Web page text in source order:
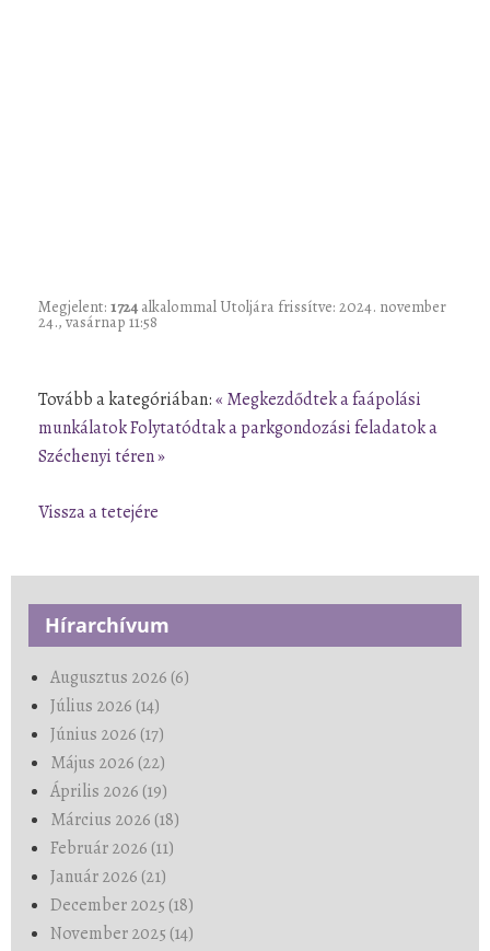
Megjelent: 1724 alkalommal Utoljára frissítve: 2024. november
24., vasárnap 11:58
Tovább a kategóriában:« Megkezdődtek a faápolási
munkálatokFolytatódtak a parkgondozási feladatok a
Széchenyi téren »
Vissza a tetejére
Hírarchívum
Augusztus 2026 (6)
Július 2026 (14)
Június 2026 (17)
Május 2026 (22)
Április 2026 (19)
Március 2026 (18)
Február 2026 (11)
Január 2026 (21)
December 2025 (18)
November 2025 (14)